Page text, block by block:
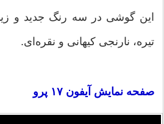
این گوشی در سه رنگ جدید و
تیره، نارنجی کیهانی و نقره‌ای.
صفحه نمایش آیفون ۱۷ پرو